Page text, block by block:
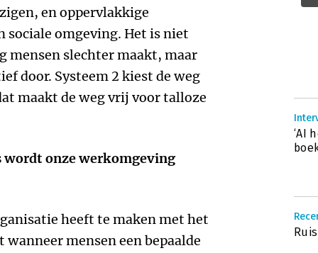
en oppervlakkige
sociale omgeving. Het is niet
mensen slechter maakt, maar
door. Systeem 2 kiest de weg
maakt de weg vrij voor talloze
onze werkomgeving
heeft te maken met het
mensen een bepaalde
‘AI